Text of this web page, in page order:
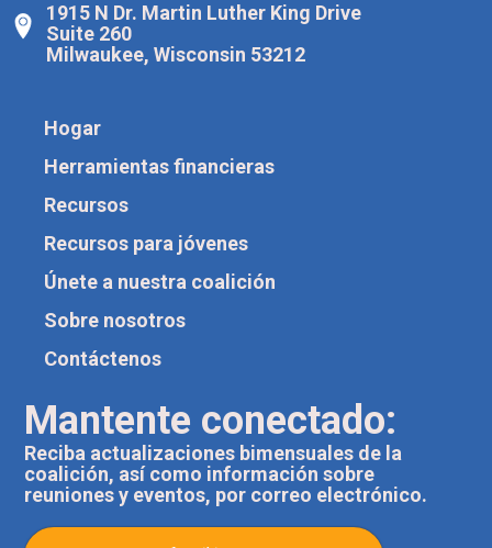
1915 N Dr. Martin Luther King Drive
Suite 260
Milwaukee, Wisconsin 53212
Hogar
Herramientas financieras
Recursos
Recursos para jóvenes
Únete a nuestra coalición
Sobre nosotros
Contáctenos
Mantente conectado:
Reciba actualizaciones bimensuales de la
coalición, así como información sobre
reuniones y eventos, por correo electrónico.